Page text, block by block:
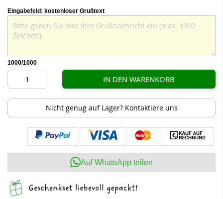
Eingabefeld: kostenloser Grußtext
1000/1000
IN DEN WARENKORB
Nicht genug auf Lager? Kontaktiere uns
Auf WhatsApp teilen